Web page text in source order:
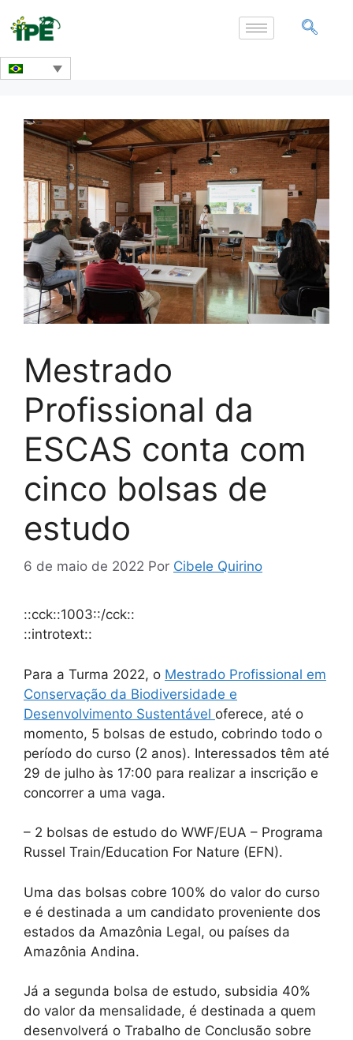
Mestrado
Profissional da
ESCAS conta com
cinco bolsas de
estudo
6 de maio de 2022 Por Cibele Quirino
::cck::1003::/cck::
::introtext::
Para a Turma 2022, o Mestrado Profissional em
Conservação da Biodiversidade e
Desenvolvimento Sustentável oferece, até o
momento, 5 bolsas de estudo, cobrindo todo o
período do curso (2 anos). Interessados têm até
29 de julho às 17:00 para realizar a inscrição e
concorrer a uma vaga.
– 2 bolsas de estudo do WWF/EUA – Programa
Russel Train/Education For Nature (EFN).
Uma das bolsas cobre 100% do valor do curso
e é destinada a um candidato proveniente dos
estados da Amazônia Legal, ou países da
Amazônia Andina.
Já a segunda bolsa de estudo, subsidia 40%
do valor da mensalidade, é destinada a quem
desenvolverá o Trabalho de Conclusão sobre